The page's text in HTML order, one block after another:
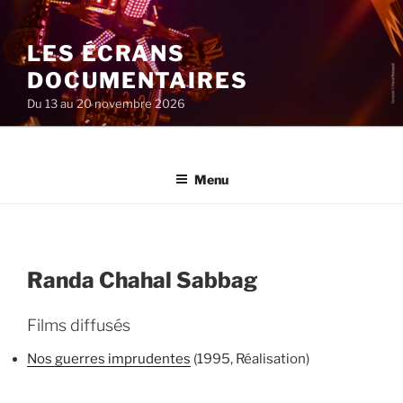
au
contenu
principal
LES ÉCRANS
DOCUMENTAIRES
Du 13 au 20 novembre 2026
Menu
Randa Chahal Sabbag
Films diffusés
Nos guerres imprudentes (1995, Réalisation)